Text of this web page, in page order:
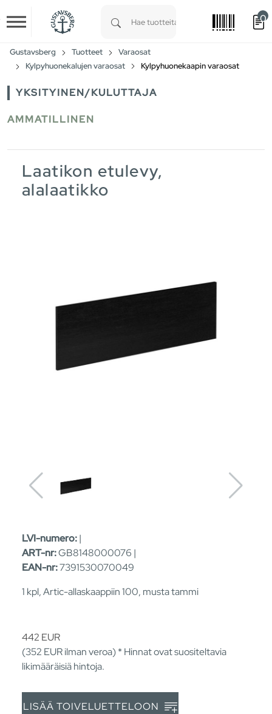
Skip to main content
0
Gustavsberg Tuotteet
Varaosat
Kylpyhuonekalujen varaosat
Kylpyhuonekaapin varaosat
YKSITYINEN/KULUTTAJA
AMMATILLINEN
Laatikon etulevy,
alalaatikko
LVI-numero:|
ART-nr:GB8148000076 |
EAN-nr:7391530070049
1 kpl, Artic-allaskaappiin 100, musta tammi
442 EUR
(352 EURilman veroa) * Hinnat ovat suositeltavia
likimääräisiä hintoja.
LISÄÄ TOIVELUETTELOON